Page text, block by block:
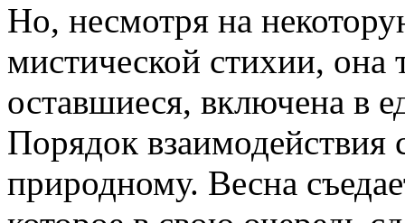
Но, несмотря на
мистической стихии, она
оставшиеся, включена в
Порядок взаимодействия
природному. Весна